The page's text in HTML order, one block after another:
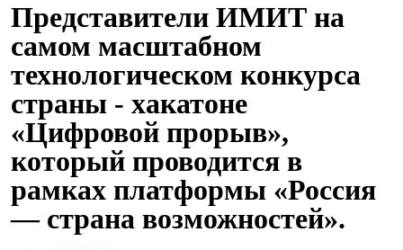
Представители ИМИТ на
самом масштабном
технологическом конкурса
страны - хакатоне
«Цифровой прорыв»,
который проводится в
рамках платформы «Россия
— страна возможностей».